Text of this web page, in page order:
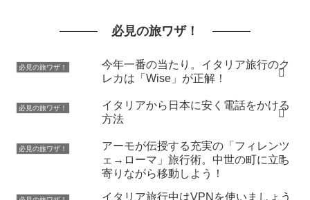
必見の旅ワザ！
必見の旅ワザ！
今年一番の当たり。イタリア旅行のク
レカは「Wise」が正解！
必見の旅ワザ！
イタリアから日本に安く電話をかける
方法
必見の旅ワザ！
アーモが伝授する充実の「フィレンツ
ェ→ローマ」旅行術。中世の町に立ち
寄りながら移動しよう！
イタリア旅行中はVPNを使いましょう